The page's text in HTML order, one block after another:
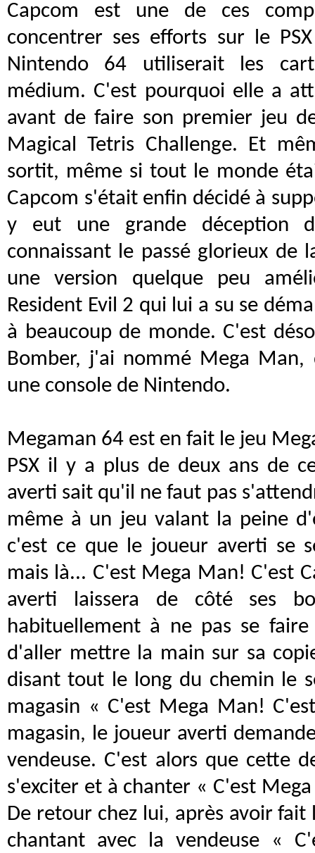
Capcom est une de ces
concentrer ses efforts sur le
Nintendo 64 utiliserait les
médium. C'est pourquoi elle a
avant de faire son premier jeu
Magical Tetris Challenge. Et
sortit, même si tout le monde
Capcom s'était enfin décidé à
y eut une grande déception
connaissant le passé glorieux de
une version quelque peu
Resident Evil 2 qui lui a su se
à beaucoup de monde. C'est
Bomber, j'ai nommé Mega
une console de Nintendo.
Megaman 64 est en fait le jeu
PSX il y a plus de deux ans de
averti sait qu'il ne faut pas
même à un jeu valant la peine
c'est ce que le joueur averti se
mais là... C'est Mega Man! C'est
averti laissera de côté ses
habituellement à ne pas se
d'aller mettre la main sur sa
disant tout le long du chemin le
magasin « C'est Mega Man!
magasin, le joueur averti
vendeuse. C'est alors que cette
s'exciter et à chanter « C'est
De retour chez lui, après avoir fait
chantant avec la vendeuse «